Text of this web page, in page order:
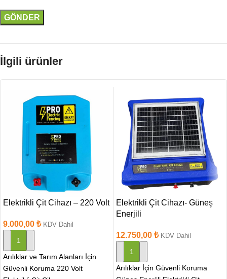
İlgili ürünler
Elektrikli Çit Cihazı – 220 Volt
9.000,00 ₺ KDV Dahil
SEPETE EKLE
Arılıklar ve Tarım Alanları İçin
Güvenli Koruma 220 Volt
Elektrikli Çit Cihazı- Güneş
Enerjili
12.750,00 ₺ KDV Dahil
SEPETE EKLE
Arılıklar İçin Güvenli Koruma